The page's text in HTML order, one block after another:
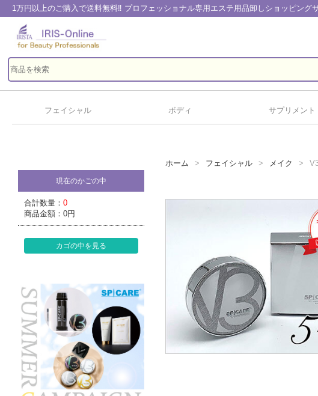
1万円以上のご購入で送料無料‼ プロフェッショナル専用エステ用品卸しショッピング
フェイシャル ボディ サプリメント
現在のかごの中
合計数量： 0
商品金額： 0円
カゴの中を見る
ホーム フェイシャル メイク